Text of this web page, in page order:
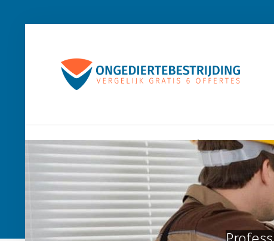
Home Houtworm Muizen